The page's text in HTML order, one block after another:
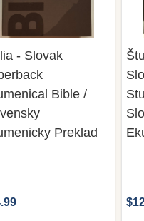
- Slovak
Bible /
Preklad